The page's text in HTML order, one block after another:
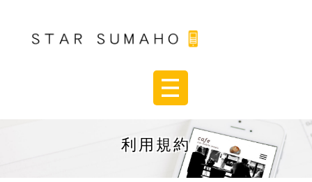
利用規約